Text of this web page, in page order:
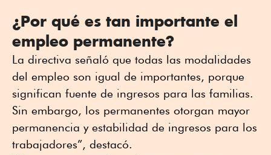
¿Por qué es tan importante el
empleo permanente?
La directiva señaló que todas las modalidades
del empleo son igual de importantes, porque
significan fuente de ingresos para las familias.
Sin embargo, los permanentes otorgan mayor
permanencia y estabilidad de ingresos para los
trabajadores”, destacó.